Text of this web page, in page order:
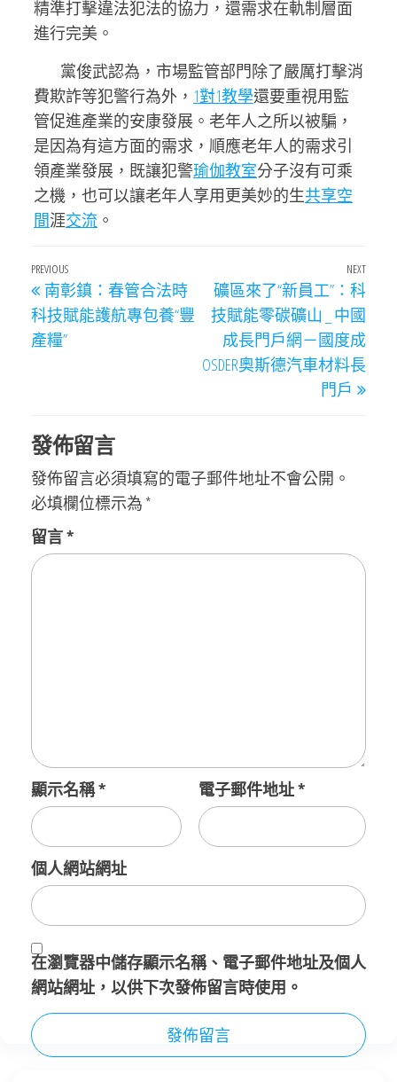
精準打擊違法犯法的協力，還需求在軌制層面
進行完美。
黨俊武認為，市場監管部門除了嚴厲打擊消
費欺詐等犯警行為外， 1對1教學還要重視用監
管促進產業的安康發展。老年人之所以被騙，
是因為有這方面的需求，順應老年人的需求引
領產業發展，既讓犯警瑜伽教室分子沒有可乘
之機，也可以讓老年人享用更美妙的生共享空
間涯交流 。
文
章
導
Previous
Post
PREVIOUS
南彰鎮：春管合法時
科技賦能護航專包養“豐
產糧”
Next
Post
NEXT
礦區來了“新員工”：科
技賦能零碳礦山 _ 中國
成長門戶網－國度成
OSDER奧斯德汽車材料長
門戶
發佈留言
發佈留言必須填寫的電子郵件地址不會公開。
必填欄位標示為 *
留言*
顯示名稱* 電子郵件地址*
個人網站網址
在瀏覽器中儲存顯示名稱、電子郵件地址及個人
網站網址，以供下次發佈留言時使用。